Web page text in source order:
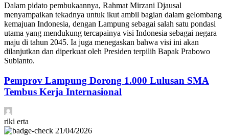
Dalam pidato pembukaannya, Rahmat Mirzani Djausal
menyampaikan tekadnya untuk ikut ambil bagian dalam gelombang
kemajuan Indonesia, dengan Lampung sebagai salah satu pondasi
utama yang mendukung tercapainya visi Indonesia sebagai negara
maju di tahun 2045. Ia juga menegaskan bahwa visi ini akan
dilanjutkan dan diperkuat oleh Presiden terpilih Bapak Prabowo
Subianto.
Pemprov Lampung Dorong 1.000 Lulusan SMA
Tembus Kerja Internasional
riki erta
21/04/2026